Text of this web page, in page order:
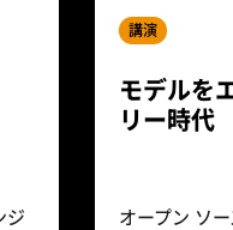
ジ
講演
モデルを
リー時代
オープン ソ